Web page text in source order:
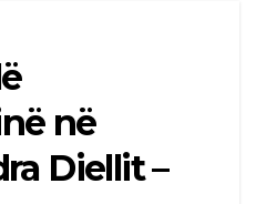
në
Diellit –